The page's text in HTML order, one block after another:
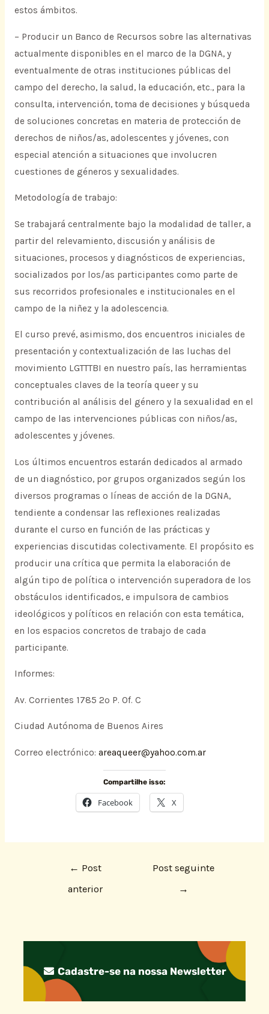
estos ámbitos.
– Producir un Banco de Recursos sobre las alternativas
actualmente disponibles en el marco de la DGNA, y
eventualmente de otras instituciones públicas del
campo del derecho, la salud, la educación, etc., para la
consulta, intervención, toma de decisiones y búsqueda
de soluciones concretas en materia de protección de
derechos de niños/as, adolescentes y jóvenes, con
especial atención a situaciones que involucren
cuestiones de géneros y sexualidades.
Metodología de trabajo:
Se trabajará centralmente bajo la modalidad de taller, a
partir del relevamiento, discusión y análisis de
situaciones, procesos y diagnósticos de experiencias,
socializados por los/as participantes como parte de
sus recorridos profesionales e institucionales en el
campo de la niñez y la adolescencia.
El curso prevé, asimismo, dos encuentros iniciales de
presentación y contextualización de las luchas del
movimiento LGTTTBI en nuestro país, las herramientas
conceptuales claves de la teoría queer y su
contribución al análisis del género y la sexualidad en el
campo de las intervenciones públicas con niños/as,
adolescentes y jóvenes.
Los últimos encuentros estarán dedicados al armado
de un diagnóstico, por grupos organizados según los
diversos programas o líneas de acción de la DGNA,
tendiente a condensar las reflexiones realizadas
durante el curso en función de las prácticas y
experiencias discutidas colectivamente. El propósito es
producir una crítica que permita la elaboración de
algún tipo de política o intervención superadora de los
obstáculos identificados, e impulsora de cambios
ideológicos y políticos en relación con esta temática,
en los espacios concretos de trabajo de cada
participante.
Informes:
Av. Corrientes 1785 2º P. Of. C
Ciudad Autónoma de Buenos Aires
Correo electrónico: areaqueer@yahoo.com.ar
Compartilhe isso:
Facebook X
← Post
anterior
Post seguinte
→
Cadastre-se na nossa Newsletter